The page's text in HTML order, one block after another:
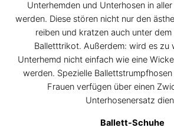
Unterhemden und Unterhosen in
werden. Diese stören nicht nur den
reiben und kratzen auch unter
Balletttrikot. Außerdem: wird es zu
Unterhemd nicht einfach wie eine
werden. Spezielle
Frauen verfügen über einen
Unterhosenersatz
Ballett-Schuhe